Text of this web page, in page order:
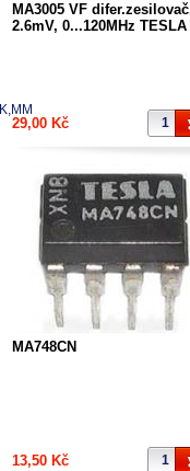
MA3005 VF
2.6mV, 0...120MHz TESLA
29,00 Kč
MA748CN
13,50 Kč